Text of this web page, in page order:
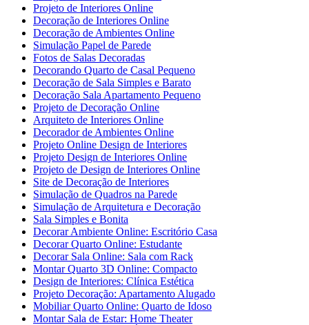
Projeto de Interiores Online
Decoração de Interiores Online
Decoração de Ambientes Online
Simulação Papel de Parede
Fotos de Salas Decoradas
Decorando Quarto de Casal Pequeno
Decoração de Sala Simples e Barato
Decoração Sala Apartamento Pequeno
Projeto de Decoração Online
Arquiteto de Interiores Online
Decorador de Ambientes Online
Projeto Online Design de Interiores
Projeto Design de Interiores Online
Projeto de Design de Interiores Online
Site de Decoração de Interiores
Simulação de Quadros na Parede
Simulação de Arquitetura e Decoração
Sala Simples e Bonita
Decorar Ambiente Online: Escritório Casa
Decorar Quarto Online: Estudante
Decorar Sala Online: Sala com Rack
Montar Quarto 3D Online: Compacto
Design de Interiores: Clínica Estética
Projeto Decoração: Apartamento Alugado
Mobiliar Quarto Online: Quarto de Idoso
Montar Sala de Estar: Home Theater